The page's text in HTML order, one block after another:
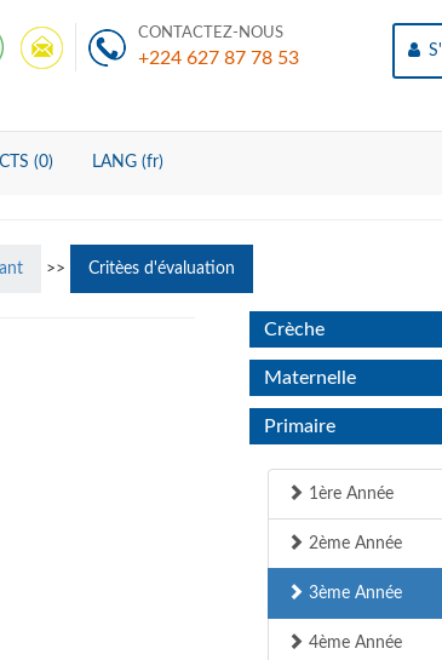
CONTACTEZ-NOUS
+224 627 87 78 53
(0) LANG (fr)
>> Critèes d'évaluation
Crèche
Maternelle
Primaire
1ère Année
2ème Année
3ème Année
4ème Année